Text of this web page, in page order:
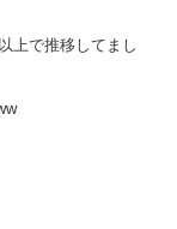
上で推移してまし